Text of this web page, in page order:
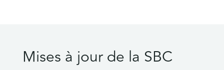
Mises à jour de la SBC